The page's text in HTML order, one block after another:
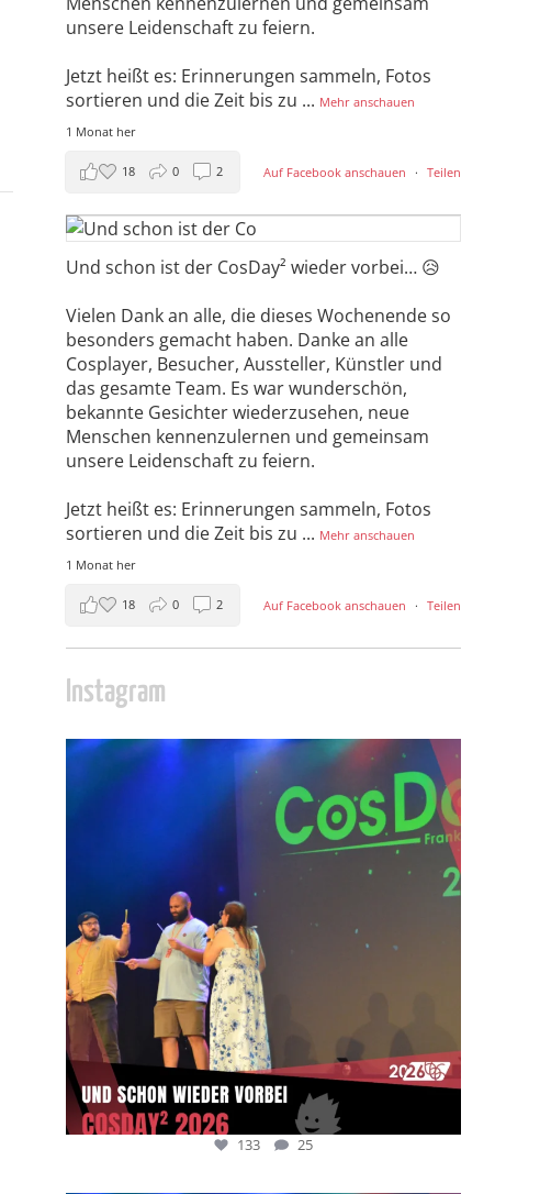
unsere Leidenschaft zu feiern.
Jetzt heißt es: Erinnerungen sammeln, Fotos
sortieren und die Zeit bis zu ... Mehr anschauen
1 Monat her
Auf Facebook anschauen · Teilen
18 0 2
Und schon ist der CosDay² wieder vorbei… 😥
Vielen Dank an alle, die dieses Wochenende so
besonders gemacht haben. Danke an alle
Cosplayer, Besucher, Aussteller, Künstler und
das gesamte Team. Es war wunderschön,
bekannte Gesichter wiederzusehen, neue
Menschen kennenzulernen und gemeinsam
unsere Leidenschaft zu feiern.
Jetzt heißt es: Erinnerungen sammeln, Fotos
sortieren und die Zeit bis zu ... Mehr anschauen
1 Monat her
Auf Facebook anschauen · Teilen
18 0 2
Instagram
cosday
Juli 5
133 25
133 25